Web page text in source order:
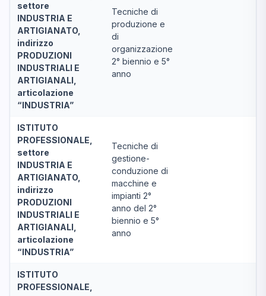
settore
INDUSTRIA E
ARTIGIANATO,
indirizzo
PRODUZIONI
INDUSTRIALI E
ARTIGIANALI,
articolazione
“INDUSTRIA”
Tecniche di
produzione e
di
organizzazione
2° biennio e 5°
anno
ISTITUTO
PROFESSIONALE,
settore
INDUSTRIA E
ARTIGIANATO,
indirizzo
PRODUZIONI
INDUSTRIALI E
ARTIGIANALI,
articolazione
“INDUSTRIA”
Tecniche di
gestione-
conduzione di
macchine e
impianti 2°
anno del 2°
biennio e 5°
anno
ISTITUTO
PROFESSIONALE,